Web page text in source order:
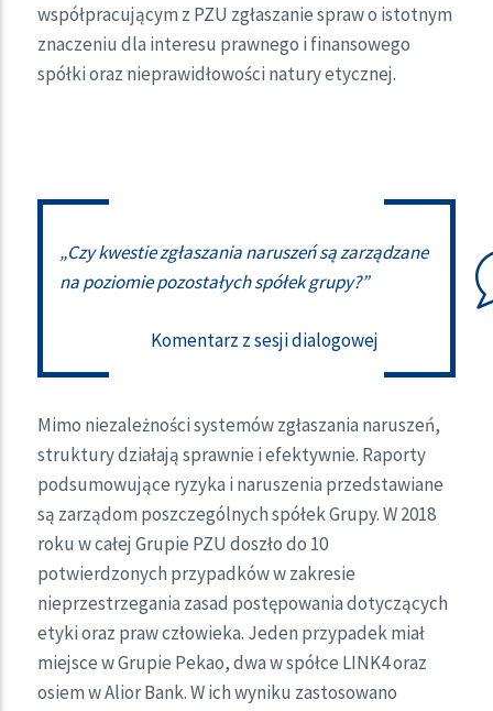
współpracującym z PZU zgłaszanie spraw o istotnym
znaczeniu dla interesu prawnego i finansowego
spółki oraz nieprawidłowości natury etycznej.
„Czy kwestie zgłaszania naruszeń są zarządzane
na poziomie pozostałych spółek grupy?”
Komentarz z sesji dialogowej
Mimo niezależności systemów zgłaszania naruszeń,
struktury działają sprawnie i efektywnie. Raporty
podsumowujące ryzyka i naruszenia przedstawiane
są zarządom poszczególnych spółek Grupy. W 2018
roku w całej Grupie PZU doszło do 10
potwierdzonych przypadków w zakresie
nieprzestrzegania zasad postępowania dotyczących
etyki oraz praw człowieka. Jeden przypadek miał
miejsce w Grupie Pekao, dwa w spółce LINK4 oraz
osiem w Alior Bank. W ich wyniku zastosowano